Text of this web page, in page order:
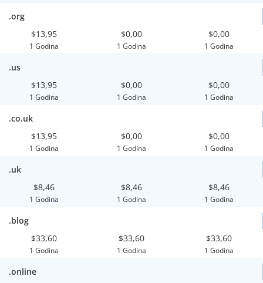
.org
$13,95
1 Godina
$0,00
1 Godina
$0,00
1 Godina
.us
$13,95
1 Godina
$0,00
1 Godina
$0,00
1 Godina
.co.uk
$13,95
1 Godina
$0,00
1 Godina
$0,00
1 Godina
.uk
$8,46
1 Godina
$8,46
1 Godina
$8,46
1 Godina
.blog
$33,60
1 Godina
$33,60
1 Godina
$33,60
1 Godina
.online